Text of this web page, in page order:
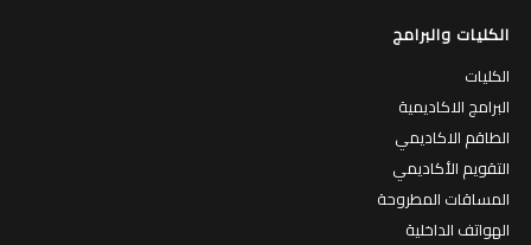
الكليات والبرامج
الكليات
البرامج الاكاديمية
الطاقم الاكاديمي
التقويم الأكاديمي
المساقات المطروحة
الهواتف الداخلية